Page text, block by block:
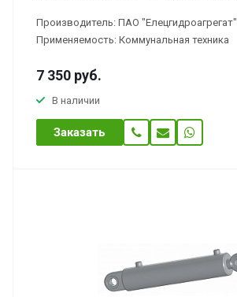
Производитель: ПАО "Елецгидроагрегат"
Применяемость: Коммунальная техника
7 350 руб.
В наличии
Заказать